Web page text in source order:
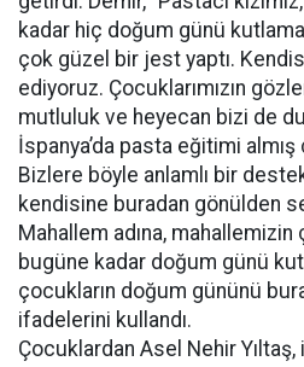
kadar hiç doğum günü
çok güzel bir jest yaptı.
ediyoruz. Çocuklarımızın
mutluluk ve heyecan bizi de
İspanya’da pasta eğitimi almış
Bizlere böyle anlamlı bir
kendisine buradan gönülden
Mahallem adına, mahallemizin
bugüne kadar doğum günü
çocukların doğum gününü
ifadelerini kullandı.
Çocuklardan Asel Nehir